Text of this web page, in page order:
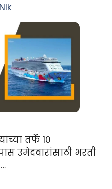
तर्फे 10
उमेदवारांसाठी भरती